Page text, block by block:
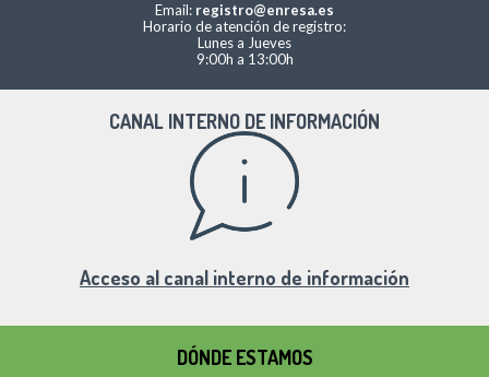
Email: registro@enresa.es
Horario de atención de registro:
Lunes a Jueves
9:00h a 13:00h
CANAL INTERNO DE INFORMACIÓN
Acceso al canal interno de información
DÓNDE ESTAMOS